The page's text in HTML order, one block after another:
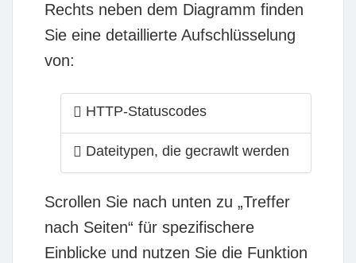
Rechts neben dem Diagramm finden
Sie eine detaillierte Aufschlüsselung
von:
HTTP-Statuscodes
Dateitypen, die gecrawlt werden
Scrollen Sie nach unten zu „Treffer
nach Seiten“ für spezifischere
Einblicke und nutzen Sie die Funktion